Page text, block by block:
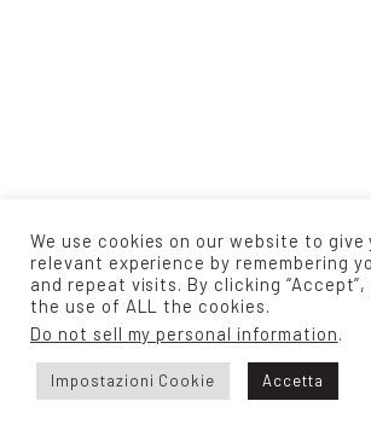
Itria Moda srl
MARTINA FRANCA TA 74015
We use cookies on our website to give
relevant experience by remembering
and repeat visits. By clicking
the use of ALL the cookies.
Do not sell my personal information.
Impostazioni Cookie Accetta